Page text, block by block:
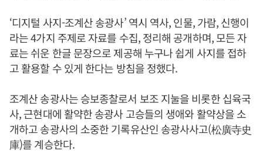
‘디지털 사지-조계산 송광사’ 역시 역사, 인물, 가람, 신행이
라는 4가지 주제로 자료를 수집, 정리해 공개하며, 모든 자
료는 쉬운 한글 문장으로 제공해 누구나 쉽게 사지를 접하
고 활용할 수 있게 한다는 방침을 정했다.
조계산 송광사는 승보종찰로서 보조 지눌을 비롯한 십육국
사, 근현대에 활약한 송광사 고승들의 생애와 활약상을 소
개하고 송광사의 소중한 기록유산인 송광사사고(松廣寺史
庫)를 계승한다.